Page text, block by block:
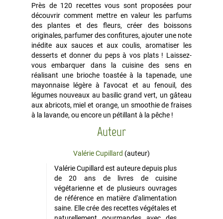
Près de 120 recettes vous sont proposées pour
découvrir comment mettre en valeur les parfums
des plantes et des fleurs, créer des boissons
originales, parfumer des confitures, ajouter une note
inédite aux sauces et aux coulis, aromatiser les
desserts et donner du peps à vos plats ! Laissez-
vous embarquer dans la cuisine des sens en
réalisant une brioche toastée à la tapenade, une
mayonnaise légère à l’avocat et au fenouil, des
légumes nouveaux au basilic grand vert, un gâteau
aux abricots, miel et orange, un smoothie de fraises
à la lavande, ou encore un pétillant à la pêche !
Auteur
Valérie Cupillard (auteur)
Valérie Cupillard est auteure depuis plus
de 20 ans de livres de cuisine
végétarienne et de plusieurs ouvrages
de référence en matière d'alimentation
saine. Elle crée des recettes végétales et